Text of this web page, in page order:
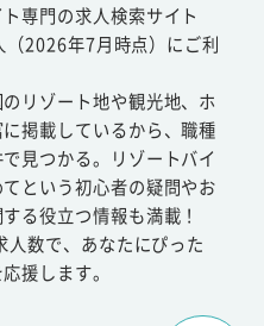
専門の求人検索サイト
2026年7月時点）にご利
リゾート地や観光地、ホ
掲載しているから、職種
見つかる。リゾートバイ
という初心者の疑問やお
る役立つ情報も満載！
数で、あなたにぴった
援します。